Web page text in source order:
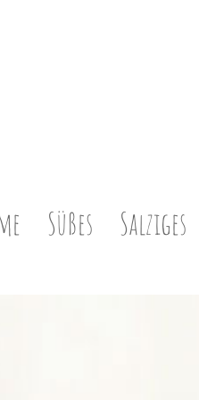
Süßes Salziges